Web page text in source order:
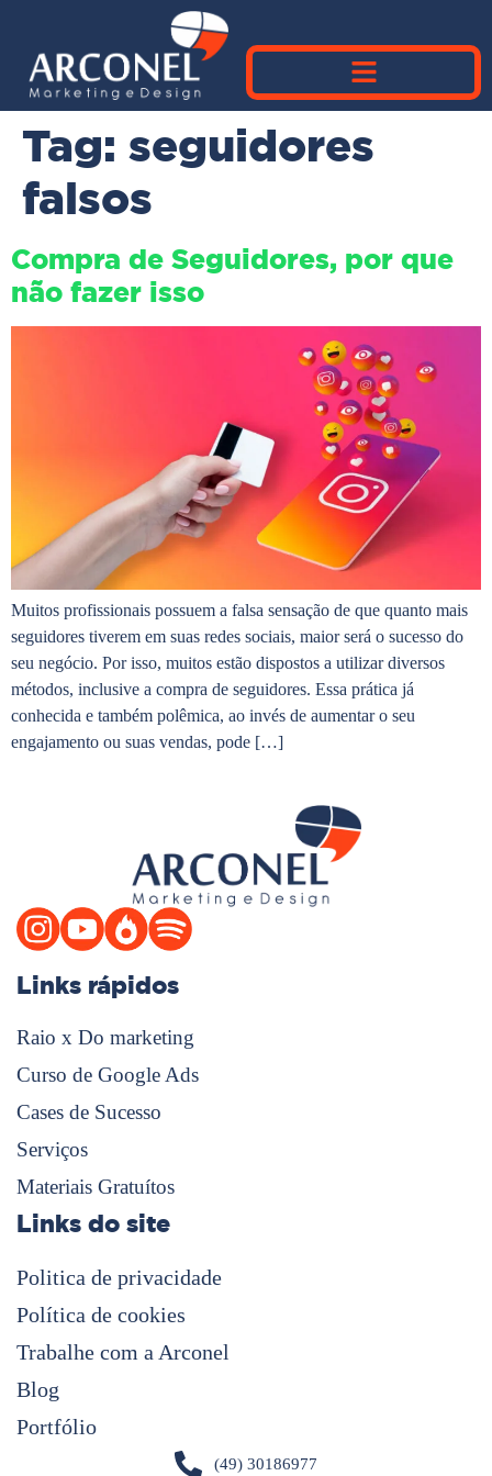
Tag: seguidores
falsos
Compra de Seguidores, por que
não fazer isso
Muitos profissionais possuem a falsa sensação de que quanto mais
seguidores tiverem em suas redes sociais, maior será o sucesso do
seu negócio. Por isso, muitos estão dispostos a utilizar diversos
métodos, inclusive a compra de seguidores. Essa prática já
conhecida e também polêmica, ao invés de aumentar o seu
engajamento ou suas vendas, pode […]
Links rápidos
Raio x Do marketing
Curso de Google Ads
Cases de Sucesso
Serviços
Materiais Gratuítos
Links do site
Politica de privacidade
Política de cookies
Trabalhe com a Arconel
Blog
Portfólio
(49) 30186977